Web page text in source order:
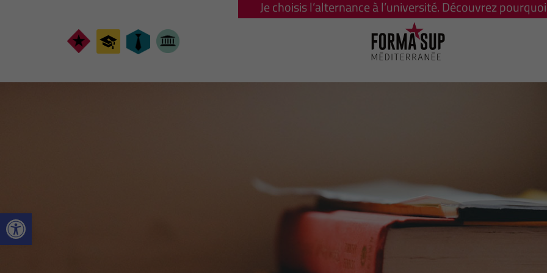
Ouvrir la barre d’outils
Je choisis l’alternance à l’université. Découvrez